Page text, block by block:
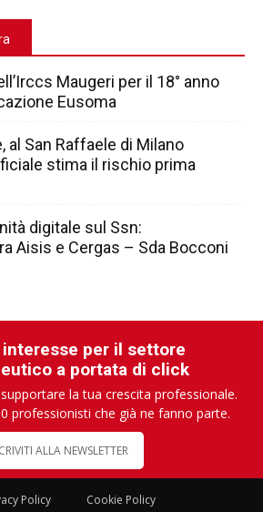
Maugeri per il 18° anno
Eusoma
al San Raffaele di Milano
stima il rischio prima
digitale sul Ssn:
Aisis e Cergas – Sda Bocconi
per il settore
a portata di click
la tua crescita professionale.
professionisti che già ne fanno parte.
ALLA NEWSLETTER
Policy Cookie Policy